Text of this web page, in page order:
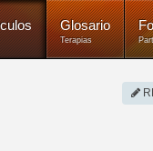
Glosario
Terapias